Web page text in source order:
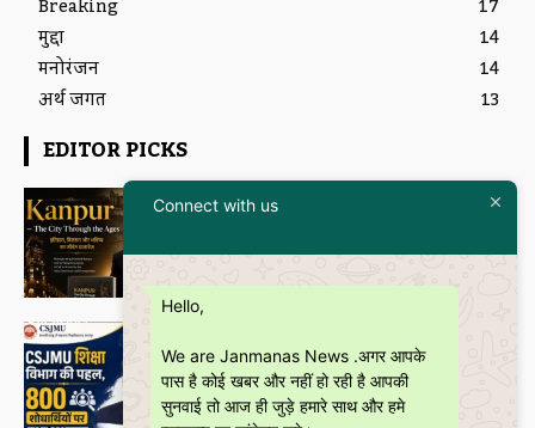
Breaking
17
मुद्दा
14
मनोरंजन
14
अर्थ जगत
13
EDITOR PICKS
Featured
इतिहास और आधुनिकता का संगम है
Ages” कॉफी टेबल बुक
Janmanas News - 5 July 2026
CSJMU, कानपुर द्वारा बना ‘जागरूकता पैमाना’
शोध की वैश्विक पहचान को देगा नई दिशा
Janmanas News - 28 June 2026
Connect with us
Hello,
We are Janmanas News .अगर आपके
पास है कोई खबर और नहीं हो रही है आपकी
सुनवाई तो आज ही जुड़े हमारे साथ और हमे